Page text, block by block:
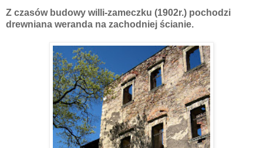
Z czasów budowy willi-zameczku (1902r.) pochodzi
drewniana weranda na zachodniej ścianie.